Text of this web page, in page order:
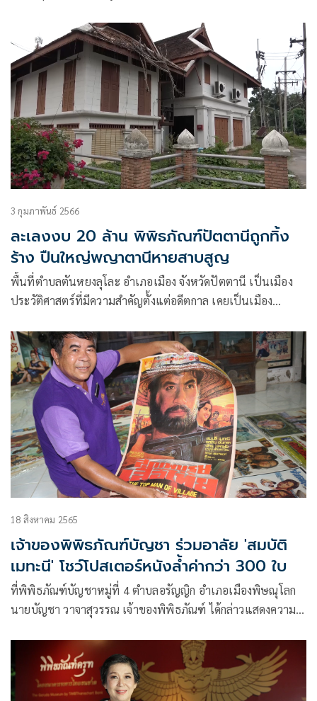
3 กุมภาพันธ์ 2566
ละเลงงบ 20 ล้าน พิพิธภัณฑ์ปัตตานีถูกทิ้ง
ร้าง ปืนใหญ่พญาตานีหายสาบสูญ
พื้นที่ตำบลตันหยงลุโละ อำเภอเมือง จังหวัดปัตตานี เป็นเมือง
ประวัติศาสตร์ที่มีความสำคัญตั้งแต่อดีตกาล เคยเป็นเมือง
18 สิงหาคม 2565
เจ้าของพิพิธภัณฑ์บัญชา ร่วมอาลัย 'สมบัติ
เมทะนี' โชว์โปสเตอร์หนังล้ำค่ากว่า 300 ใบ
ที่พิพิธภัณฑ์บัญชาหมู่ที่ 4 ตำบลอรัญญิก อำเภอเมืองพิษณุโลก
นายบัญชา วาจาสุวรรณ เจ้าของพิพิธภัณฑ์ ได้กล่าวแสดงความ